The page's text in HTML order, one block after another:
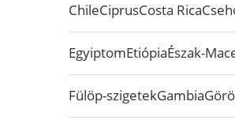
ChileCiprusCosta Rica
EgyiptomEtiópiaÉszak-
Fülöp-szigetekGambia